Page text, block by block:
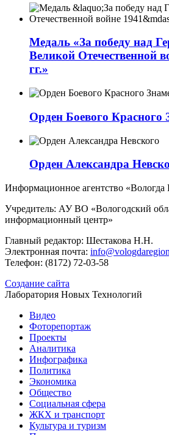
Медаль «За победу над
Великой Отечественной
гг.»
Орден Боевого Красного
Орден Александра
Информационное агентство «Вологда
Учредитель: АУ ВО «Вологодский
информационный центр»
Главный редактор: Шестакова Н.Н.
Электронная почта:
Телефон: (8172) 72-03-58
Создание сайта
Лаборатория Новых Технологий
Видео
Фоторепортаж
Проекты
Аналитика
Инфографика
Политика
Экономика
Общество
Социальная сфера
ЖКХ и транспорт
Культура и туризм